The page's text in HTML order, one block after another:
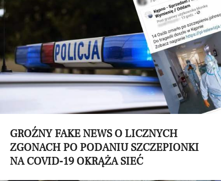
GROŹNY FAKE NEWS O LICZNYCH
ZGONACH PO PODANIU SZCZEPIONKI
NA COVID-19 OKRĄŻA SIEĆ